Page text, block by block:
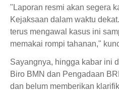
"Laporan resmi akan segera
Kejaksaan dalam waktu
terus mengawal kasus ini
memakai rompi tahanan,"
Sayangnya, hingga kabar ini
Biro BMN dan Pengadaan
dan belum memberikan